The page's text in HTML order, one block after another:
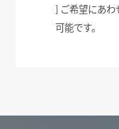
] ご希望にあわ
可能です。